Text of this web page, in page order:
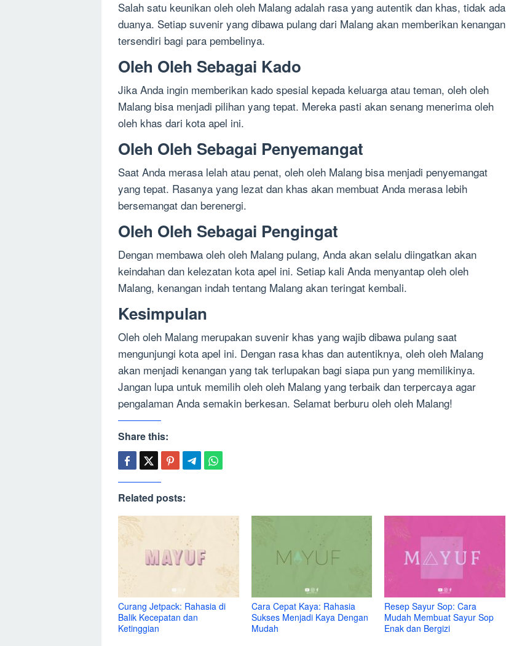
Salah satu keunikan oleh oleh Malang adalah rasa yang autentik dan khas, tidak ada
duanya. Setiap suvenir yang dibawa pulang dari Malang akan memberikan kenangan
tersendiri bagi para pembelinya.
Oleh Oleh Sebagai Kado
Jika Anda ingin memberikan kado spesial kepada keluarga atau teman, oleh oleh
Malang bisa menjadi pilihan yang tepat. Mereka pasti akan senang menerima oleh
oleh khas dari kota apel ini.
Oleh Oleh Sebagai Penyemangat
Saat Anda merasa lelah atau penat, oleh oleh Malang bisa menjadi penyemangat
yang tepat. Rasanya yang lezat dan khas akan membuat Anda merasa lebih
bersemangat dan berenergi.
Oleh Oleh Sebagai Pengingat
Dengan membawa oleh oleh Malang pulang, Anda akan selalu diingatkan akan
keindahan dan kelezatan kota apel ini. Setiap kali Anda menyantap oleh oleh
Malang, kenangan indah tentang Malang akan teringat kembali.
Kesimpulan
Oleh oleh Malang merupakan suvenir khas yang wajib dibawa pulang saat
mengunjungi kota apel ini. Dengan rasa khas dan autentiknya, oleh oleh Malang
akan menjadi kenangan yang tak terlupakan bagi siapa pun yang memilikinya.
Jangan lupa untuk memilih oleh oleh Malang yang terbaik dan terpercaya agar
pengalaman Anda semakin berkesan. Selamat berburu oleh oleh Malang!
Share this:
Related posts:
Curang Jetpack: Rahasia di
Balik Kecepatan dan
Ketinggian
Cara Cepat Kaya: Rahasia
Sukses Menjadi Kaya Dengan
Mudah
Resep Sayur Sop: Cara
Mudah Membuat Sayur Sop
Enak dan Bergizi